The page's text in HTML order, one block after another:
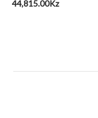
44,815.00Kz